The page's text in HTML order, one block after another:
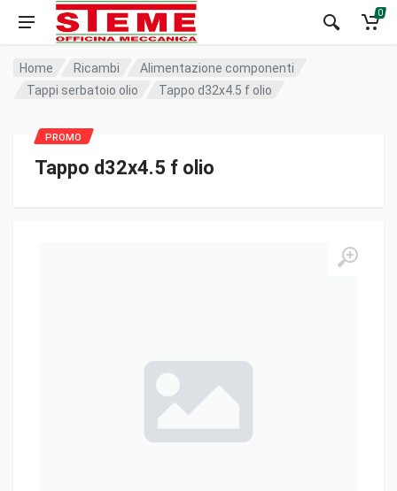
0
Home Ricambi
Alimentazione componenti
Tappi serbatoio olio
Tappo d32x4.5 f olio
Tappo d32x4.5 f olio